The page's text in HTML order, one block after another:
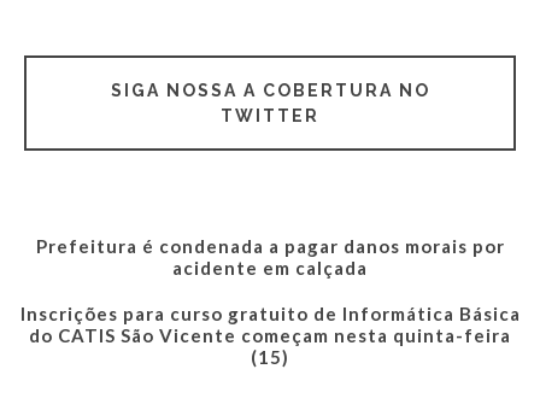
SIGA NOSSA A COBERTURA NO
TWITTER
Prefeitura é condenada a pagar danos morais por
acidente em calçada
Inscrições para curso gratuito de Informática Básica
do CATIS São Vicente começam nesta quinta-feira
(15)